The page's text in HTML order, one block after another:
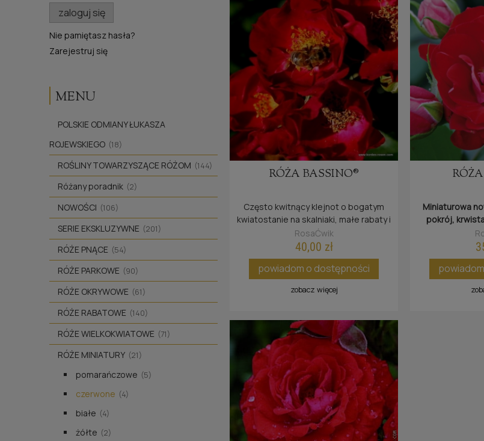
zaloguj się
Nie pamiętasz hasła?
Zarejestruj się
MENU
POLSKIE ODMIANY ŁUKASZA
ROJEWSKIEGO (18)
ROŚLINY TOWARZYSZĄCE RÓŻOM (144)
Różany poradnik (2)
NOWOŚCI (106)
SERIE EKSKLUZYWNE (201)
RÓŻE PNĄCE (54)
RÓŻE PARKOWE (90)
RÓŻE OKRYWOWE (61)
RÓŻE RABATOWE (140)
RÓŻE WIELKOKWIATOWE (71)
RÓŻE MINIATURY (21)
pomarańczowe (5)
czerwone (4)
białe (4)
żółte (2)
RÓŻA BASSINO®
Często kwitnący klejnot o bogatym
kwiatostanie na skalniaki, małe rabaty i
balkony.
RosaĆwik
40,00 zł
powiadom o dostępności
zobacz więcej
Miniaturowa
pokrój,
kwiatów,